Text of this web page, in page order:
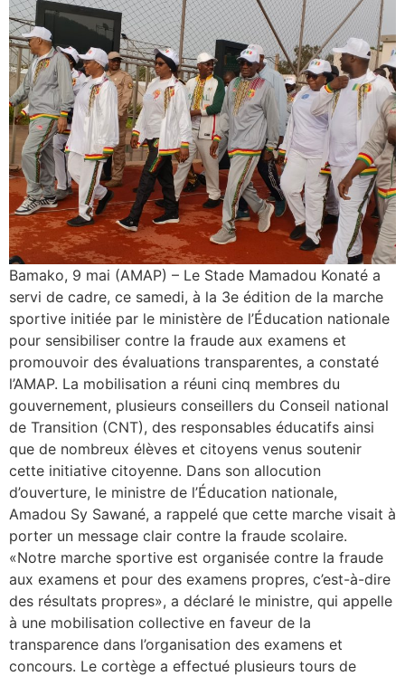
Bamako, 9 mai (AMAP) – Le Stade Mamadou Konaté a
servi de cadre, ce samedi, à la 3e édition de la marche
sportive initiée par le ministère de l’Éducation nationale
pour sensibiliser contre la fraude aux examens et
promouvoir des évaluations transparentes, a constaté
l’AMAP. La mobilisation a réuni cinq membres du
gouvernement, plusieurs conseillers du Conseil national
de Transition (CNT), des responsables éducatifs ainsi
que de nombreux élèves et citoyens venus soutenir
cette initiative citoyenne. Dans son allocution
d’ouverture, le ministre de l’Éducation nationale,
Amadou Sy Sawané, a rappelé que cette marche visait à
porter un message clair contre la fraude scolaire.
«Notre marche sportive est organisée contre la fraude
aux examens et pour des examens propres, c’est-à-dire
des résultats propres», a déclaré le ministre, qui appelle
à une mobilisation collective en faveur de la
transparence dans l’organisation des examens et
concours. Le cortège a effectué plusieurs tours de